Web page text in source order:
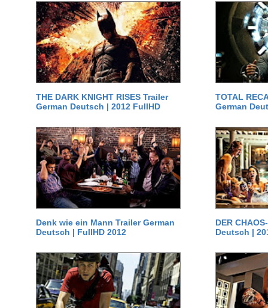
THE DARK KNIGHT RISES Trailer
German Deutsch | 2012 FullHD
TOTAL
German
Denk wie ein Mann Trailer German
Deutsch | FullHD 2012
DER
Deutsch |